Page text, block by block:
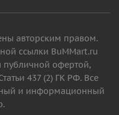
авторским правом.
ссылки BuMMart.ru
публичной офертой,
437 (2) ГК РФ. Все
и информационный